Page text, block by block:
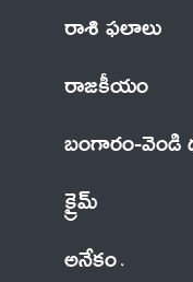
రాశి ఫలాలు
రాజకీయం
బంగారం-వెండి
క్రైమ్
అనేకం